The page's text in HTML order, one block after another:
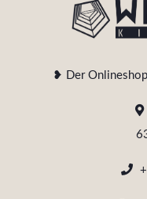
❥ Der